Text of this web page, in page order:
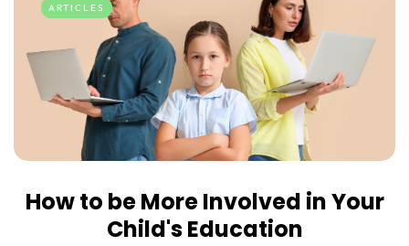
ARTICLES
How to be More Involved in Your
Child's Education